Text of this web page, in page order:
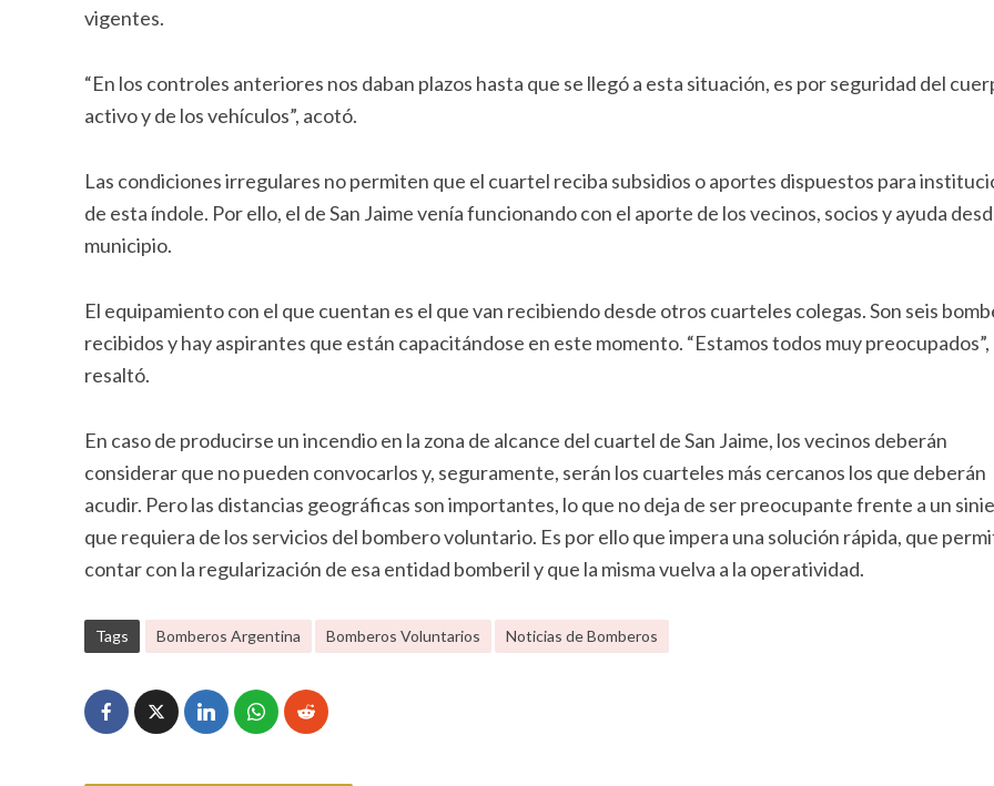
vigentes.
“En los controles anteriores nos daban plazos hasta que se llegó a esta situación, es por seguridad del
activo y de los vehículos”, acotó.
Las condiciones irregulares no permiten que el cuartel reciba subsidios o aportes dispuestos para
de esta índole. Por ello, el de San Jaime venía funcionando con el aporte de los vecinos, socios y ayuda
municipio.
El equipamiento con el que cuentan es el que van recibiendo desde otros cuarteles colegas. Son seis
recibidos y hay aspirantes que están capacitándose en este momento. “Estamos todos muy preocupados”,
resaltó.
En caso de producirse un incendio en la zona de alcance del cuartel de San Jaime, los vecinos deberán
considerar que no pueden convocarlos y, seguramente, serán los cuarteles más cercanos los que deberán
acudir. Pero las distancias geográficas son importantes, lo que no deja de ser preocupante frente a un
que requiera de los servicios del bombero voluntario. Es por ello que impera una solución rápida, que
contar con la regularización de esa entidad bomberil y que la misma vuelva a la operatividad.
Tags Bomberos Argentina Bomberos Voluntarios Noticias de Bomberos